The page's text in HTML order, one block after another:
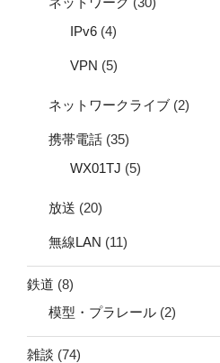
IPv6 (4)
VPN (5)
ネットワークライブ (2)
携帯電話 (35)
WX01TJ (5)
放送 (20)
無線LAN (11)
鉄道 (8)
模型・プラレール (2)
雑談 (74)